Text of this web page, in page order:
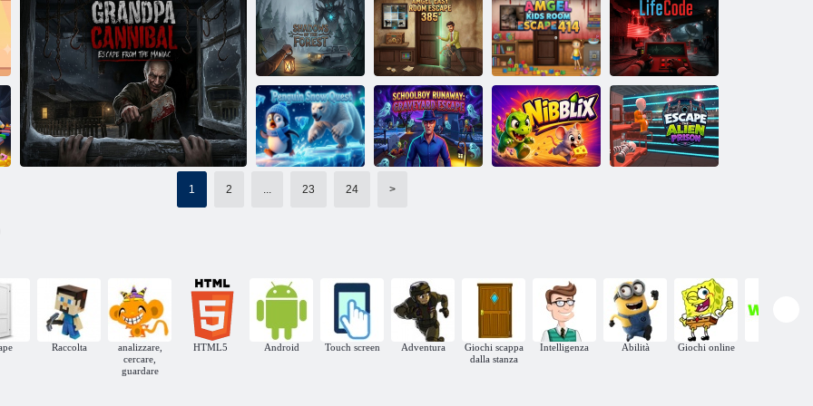
Gioco horror di Tung Sahur
Fuga di 12 minuti
Cameretta per
bambini Amgel
Escape 415
Fuga dallo
scolaro 2:
Villaggio
Fuga EPICA
dalla prigione di
Barrys
Nonno Cannibale: Fuga dal Maniaco
Cinque notti da
Freddy: Fuga
3D
Ombre della
foresta
Amgel Easy
Room Fuga 385
Camera per
bambini Amgel
Escape 414
LifeCode
1 2 ... 23 24 >
Raccolta
analizzare,
cercare,
guardare
HTML5 Android Touch screen Adventura
Giochi scappa
dalla stanza
Intelligenza Abilità Giochi online